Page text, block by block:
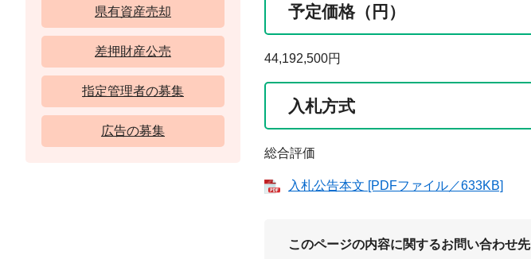
予定価格（円）
44,192,500円
入札方式
総合評価
入札公告本文 [PDFファイル／633KB]
このページの内容に関するお問い合わせ先
県有資産売却
差押財産公売
指定管理者の募集
広告の募集